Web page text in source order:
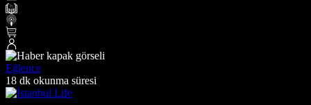
Eğlence
18 dk okunma süresi